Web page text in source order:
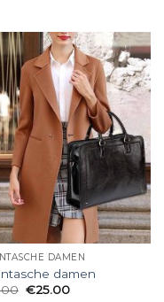
DAMEN
damen
€25.00